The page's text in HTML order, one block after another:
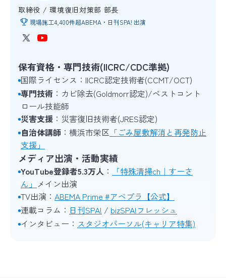
取締役 / 環境復旧対策部 部長
現場施工4,400件超ABEMA・日刊SPA! 出演
保有資格・専門技術(IICRC/CDC準拠)
国際ライセンス：IICRC認定技術者(CCMT/OCT)
専門技術 ：カビ除去(Goldmorr認定)/ペストコント
ロール技能師
災害支援 ：災害復旧技術者(JRES認定)
自治体講師 ：横浜市栄区 「ごみ屋敷解消と再発防止
支援」
メディア出演・活動実績
YouTube登録者5.3万人 ：
「特殊清掃ch｜すーさ
ん」 メイン出演
TV出演： ABEMA Prime #アベプラ【公式】
連載コラム： 日刊SPA! / bizSPA!フレッシュ
インタビュー： スタジオパーソル(キャリア特集)